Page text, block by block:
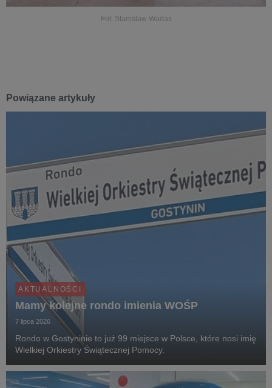
Fot. Stanisław Wadas
Powiązane artykuły
AKTUALNOŚCI
Mamy kolejne rondo imienia WOŚP
7 lipca 2026
Rondo w Gostyninie to już 99 miejsce w Polsce, które nosi imię
Wielkiej Orkiestry Świątecznej Pomocy.